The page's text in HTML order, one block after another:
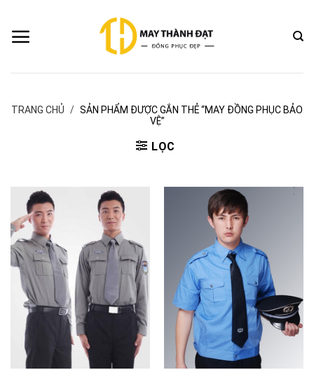
nội
TRANG CHỦ / SẢN PHẨM ĐƯỢC GẮN THẺ “MAY ĐỒNG PHỤC BẢO
VỆ”
LỌC